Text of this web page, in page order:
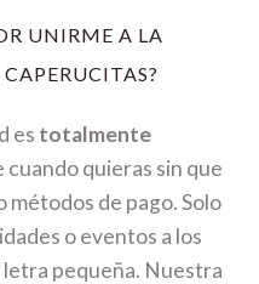
UNIRME A LA
es totalmente
quieras sin que
métodos de pago. Solo
o eventos a los
pequeña. Nuestra